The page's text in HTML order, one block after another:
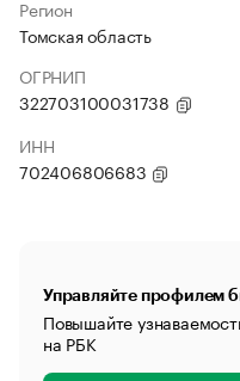
Регион
Томская область
ОГРНИП
322703100031738
ИНН
702406806683
Управляйте профилем
Повышайте
на РБК